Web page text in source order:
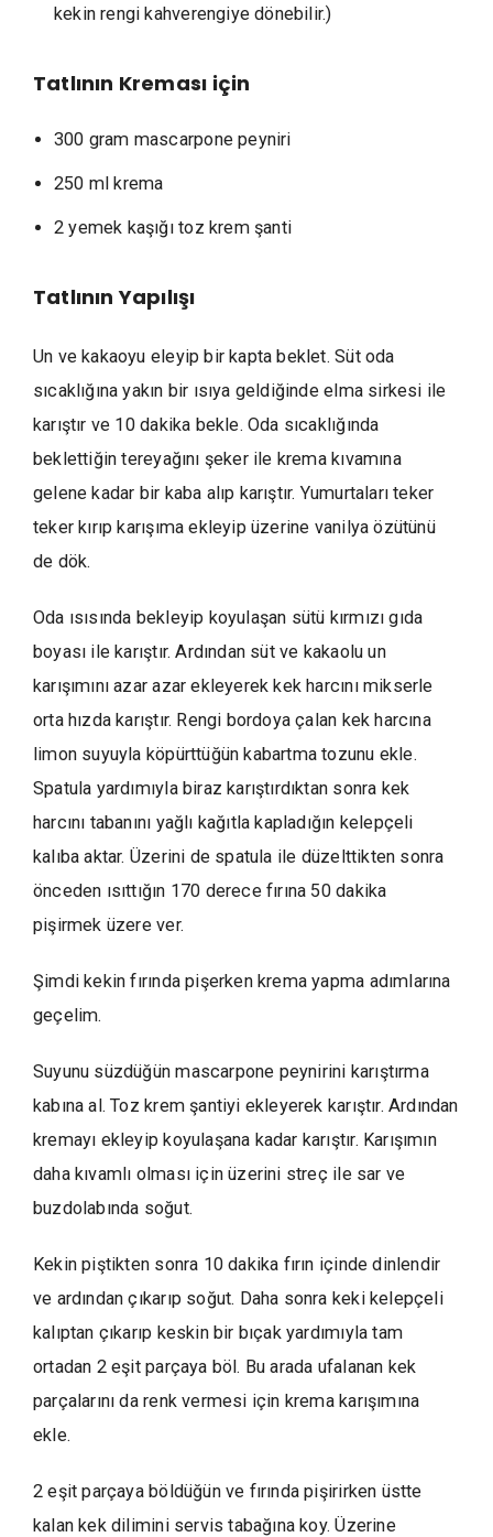
kekin rengi kahverengiye dönebilir.)
Tatlının Kreması için
300 gram mascarpone peyniri
250 ml krema
2 yemek kaşığı toz krem şanti
TatlınınYapılışı
Un ve kakaoyu eleyip bir kapta beklet. Süt oda
sıcaklığına yakın bir ısıya geldiğinde elma sirkesi ile
karıştır ve 10 dakika bekle. Oda sıcaklığında
beklettiğin tereyağını şeker ile krema kıvamına
gelene kadar bir kaba alıp karıştır. Yumurtaları teker
teker kırıp karışıma ekleyip üzerine vanilya özütünü
de dök.
Oda ısısında bekleyip koyulaşan sütü kırmızı gıda
boyası ile karıştır. Ardından süt ve kakaolu un
karışımını azar azar ekleyerek kek harcını mikserle
orta hızda karıştır. Rengi bordoya çalan kek harcına
limon suyuyla köpürttüğün kabartma tozunu ekle.
Spatula yardımıyla biraz karıştırdıktan sonra kek
harcını tabanını yağlı kağıtla kapladığın kelepçeli
kalıba aktar. Üzerini de spatula ile düzelttikten sonra
önceden ısıttığın 170 derece fırına 50 dakika
pişirmek üzere ver.
Şimdi kekin fırında pişerken krema yapma adımlarına
geçelim.
Suyunu süzdüğün mascarpone peynirini karıştırma
kabına al. Toz krem şantiyi ekleyerek karıştır. Ardından
kremayı ekleyip koyulaşana kadar karıştır. Karışımın
daha kıvamlı olması için üzerini streç ile sar ve
buzdolabında soğut.
Kekin piştikten sonra 10 dakika fırın içinde dinlendir
ve ardından çıkarıp soğut. Daha sonra keki kelepçeli
kalıptan çıkarıp keskin bir bıçak yardımıyla tam
ortadan 2 eşit parçaya böl. Bu arada ufalanan kek
parçalarını da renk vermesi için krema karışımına
ekle.
2 eşit parçaya böldüğün ve fırında pişirirken üstte
kalan kek dilimini servis tabağına koy. Üzerine